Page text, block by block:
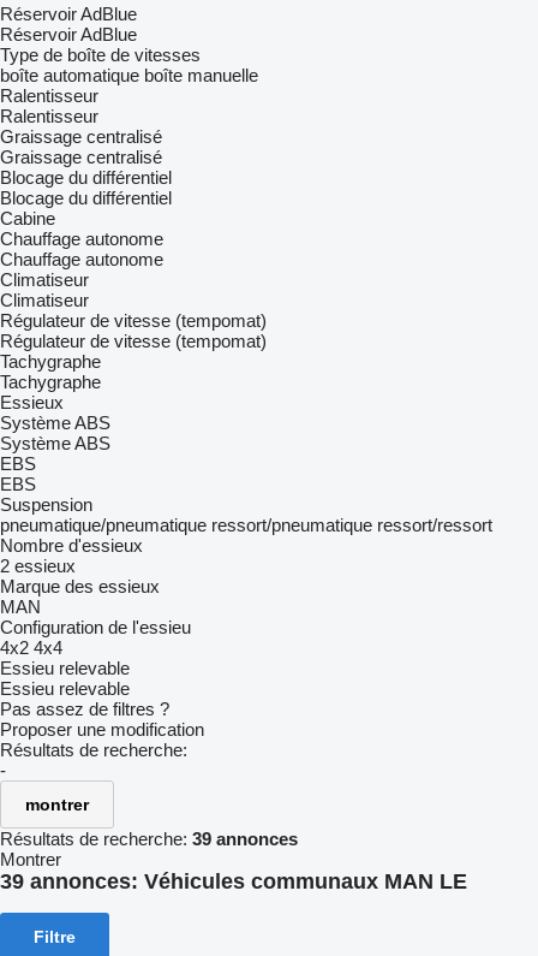
Réservoir AdBlue
Réservoir AdBlue
Type de boîte de vitesses
boîte automatique boîte manuelle
Ralentisseur
Ralentisseur
Graissage centralisé
Graissage centralisé
Blocage du différentiel
Blocage du différentiel
Cabine
Chauffage autonome
Chauffage autonome
Climatiseur
Climatiseur
Régulateur de vitesse (tempomat)
Régulateur de vitesse (tempomat)
Tachygraphe
Tachygraphe
Essieux
Système ABS
Système ABS
EBS
EBS
Suspension
pneumatique/pneumatique ressort/pneumatique ressort/ressort
Nombre d'essieux
2 essieux
Marque des essieux
MAN
Configuration de l'essieu
4x2 4x4
Essieu relevable
Essieu relevable
Pas assez de filtres ?
Proposer une modification
Résultats de recherche:
-
montrer
Résultats de recherche: 39 annonces
Montrer
39 annonces: Véhicules communaux MAN LE
Filtre